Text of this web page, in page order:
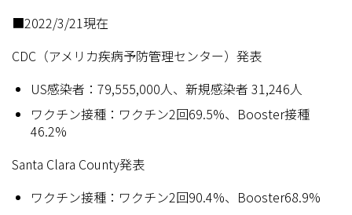
■2022/3/21現在
CDC（アメリカ疾病予防管理センター）発表
US感染者：79,555,000人、新規感染者 31,246人
ワクチン接種：ワクチン2回69.5%、Booster接種
46.2%
Santa Clara County発表
ワクチン接種：ワクチン2回90.4%、Booster68.9%